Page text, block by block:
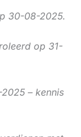
30-08-2025.
op 31-
– kennis